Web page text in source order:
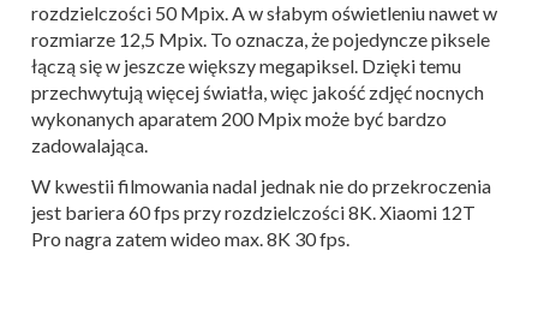
rozdzielczości 50 Mpix. A w słabym oświetleniu nawet w
rozmiarze 12,5 Mpix. To oznacza, że pojedyncze piksele
łączą się w jeszcze większy megapiksel. Dzięki temu
przechwytują więcej światła, więc jakość zdjęć nocnych
wykonanych aparatem 200 Mpix może być bardzo
zadowalająca.
W kwestii filmowania nadal jednak nie do przekroczenia
jest bariera 60 fps przy rozdzielczości 8K. Xiaomi 12T
Pro nagra zatem wideo max. 8K 30 fps.